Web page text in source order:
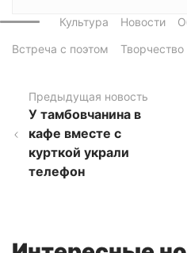
Культура Новости
Встреча с поэтом
Творчество
Предыдущая новость
У тамбовчанина в
кафе вместе с
курткой украли
телефон